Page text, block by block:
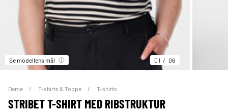
Se modellens mål 01 06
Dame T-shirts & Toppe T-shirts
STRIBET T-SHIRT MED RIBSTRUKTUR